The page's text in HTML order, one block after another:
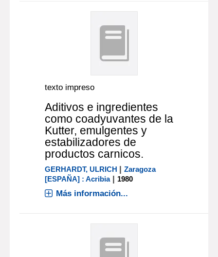
texto impreso
Aditivos e ingredientes
como coadyuvantes de la
Kutter, emulgentes y
estabilizadores de
productos carnicos.
GERHARDT, ULRICH |Zaragoza
[ESPAÑA] : Acribia| 1980
Más información...